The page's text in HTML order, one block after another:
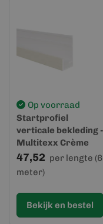
Op voorraad
Startprofiel
verticale bekleding -
Multitexx Crème
47,52 per lengte (6
meter)
Bekijk en bestel